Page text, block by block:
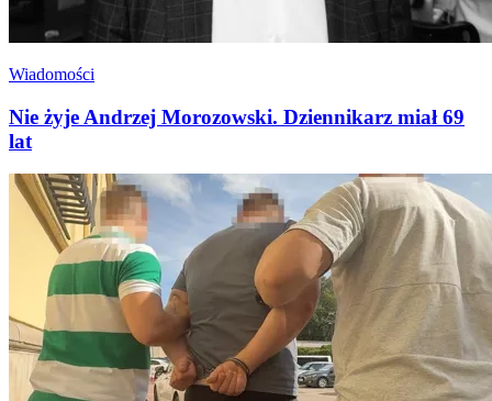
Wiadomości
Nie żyje Andrzej Morozowski. Dziennikarz miał 69
lat